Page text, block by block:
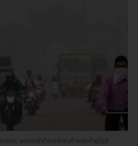
संकट, अस्पतालों में नए मरीजों की संख्या में बढ़ोतरी